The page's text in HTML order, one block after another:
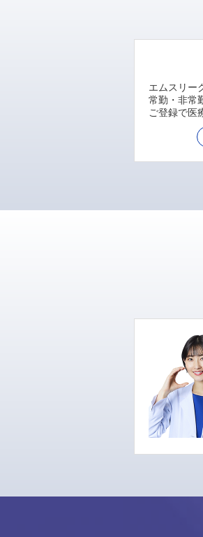
エムスリー
常勤・非常
ご登録で医